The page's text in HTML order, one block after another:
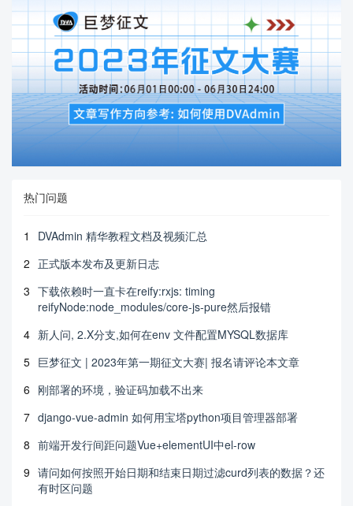
热门问题
1
DVAdmin 精华教程文档及视频汇总
2 正式版本发布及更新日志
3 下载依赖时一直卡在reify:rxjs: timing
reifyNode:node_modules/core-js-pure然后报错
4 新人问, 2.X分支,如何在env 文件配置MYSQL数据库
5 巨梦征文 | 2023年第一期征文大赛| 报名请评论本文章
6 刚部署的环境，验证码加载不出来
7 django-vue-admin 如何用宝塔python项目管理器部署
8 前端开发行间距问题Vue+elementUI中el-row
9 请问如何按照开始日期和结束日期过滤curd列表的数据？还
有时区问题